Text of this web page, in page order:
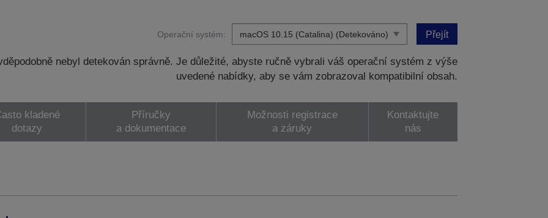
Operační systém: Přejít
nebyl detekován správně. Je důležité, abyste ručně vybrali váš operační systém z výše
uvedené nabídky, aby se vám zobrazoval kompatibilní obsah.
kladené
dotazy
Příručky
a dokumentace
Možnosti registrace
a záruky
Kontaktujte
nás